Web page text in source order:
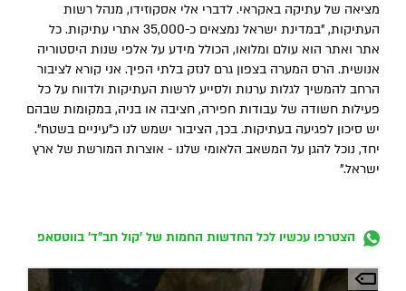
מציאה של עתיקה באקראי. לדברי אלי אסקוזידו, מנהל רשות
העתיקות, "במדינת ישראל נמצאים כ-35,000 אתרי עתיקות. כל
אתר ואתר הוא עולם ומלואו, הכולל מידע על אלפי שנות היסטוריה
אנושית. הרס המערה בצפון גרם לנזק בלתי הפיך. אני קורא לציבור
הרחב להמשיך לגלות ערנות ולסייע לרשות העתיקות ולדווח על כל
פעילות חשודה של עבודות חפירה, חציבה או בניה, במקומות שבהם
יש סיכון לפגיעה בעתיקות. בכך, הציבור ישמש לנו כ"עיניים בשטח".
יחד, נוכל להגן על המשאב הלאומי שלנו - אוצרות המורשת של ארץ
ישראל."
הצטרפו עכשיו לכל החדשות החמות של 'קול חב"ד' בווטסאפ